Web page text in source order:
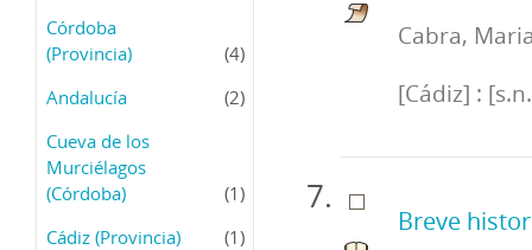
Córdoba
(Provincia)
(4)
Andalucía
(2)
Cueva de los
Murciélagos
(Córdoba)
(1)
Cádiz (Provincia)
(1)
Cabra,
[Cádiz] :
Breve